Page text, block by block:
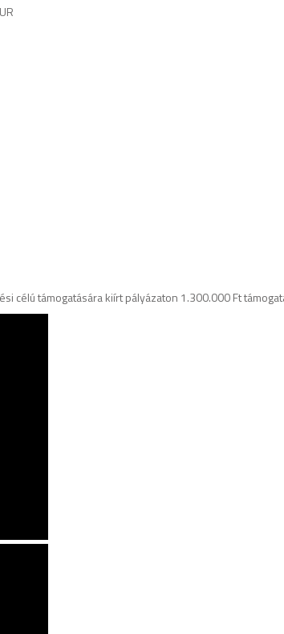
célú támogatására kiírt pályázaton 1.300.000 Ft